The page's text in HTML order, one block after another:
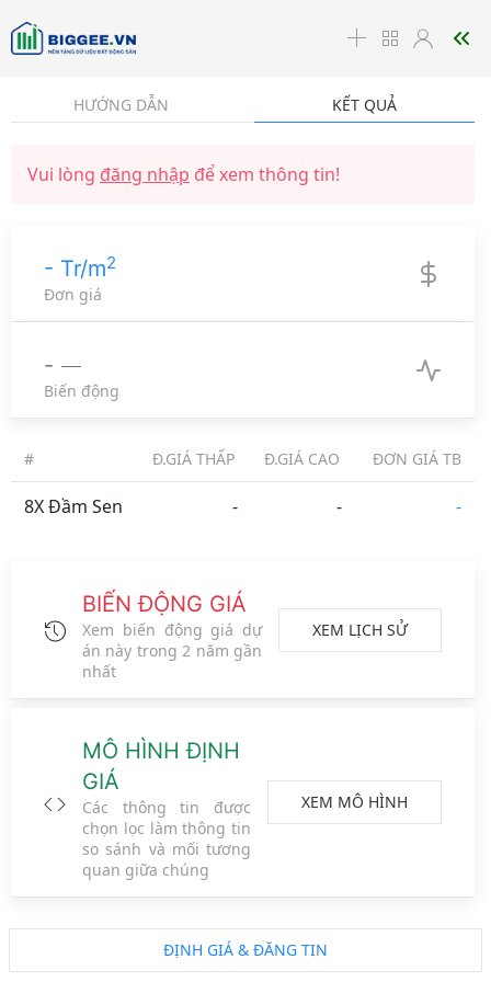
HƯỚNG DẪN KẾT QUẢ
Vui lòng đăng nhập để xem thông tin!
- Tr/m2
Đơn giá
-
Biến động
# Đ.GIÁ THẤP Đ.GIÁ CAO ĐƠN GIÁ TB
8X Đầm Sen - - -
BIẾN ĐỘNG GIÁ
Xem biến động giá dự
án này trong 2 năm gần
nhất
XEM LỊCH SỬ
MÔ HÌNH ĐỊNH
GIÁ
Các thông tin được
chọn lọc làm thông tin
so sánh và mối tương
quan giữa chúng
XEM MÔ HÌNH
ĐỊNH GIÁ & ĐĂNG TIN
☰
Tỉnh Thành Phường Xã
Metro ĐS CT Vành đai Logo đối tác